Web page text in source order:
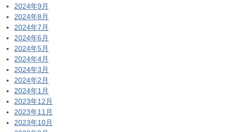
2024年9月
2024年8月
2024年7月
2024年6月
2024年5月
2024年4月
2024年3月
2024年2月
2024年1月
2023年12月
2023年11月
2023年10月